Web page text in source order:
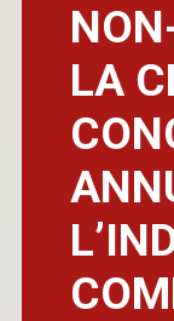
LA